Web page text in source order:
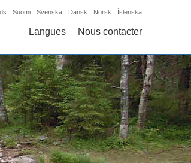
Suomi Svenska Dansk Norsk Íslenska
Langues Nous contacter